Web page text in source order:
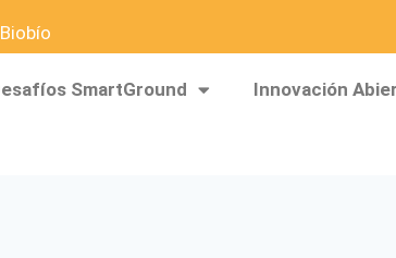
SmartGround Innovación